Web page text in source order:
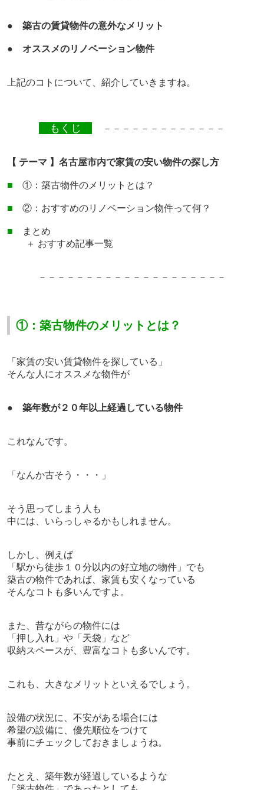
● 築古の賃貸物件の意外なメリット
● オススメのリノベーション物件
上記のコトについて、紹介していきますね。
もくじ －－－－－－－－－－－－－
【 テーマ 】名古屋市内で家賃の安い物件の探し方
■ ①：築古物件のメリットとは？
■ ②：おすすめのリノベーション物件って何？
■ まとめ
＋ おすすめ記事一覧
－－－－－－－－－－－－－ －－－－－－－
①：築古物件のメリットとは？
「家賃の安い賃貸物件を探している」
そんな人にオススメな物件が
● 築年数が２０年以上経過している物件
これなんです。
「なんか古そう・・・」
そう思ってしまう人も
中には、いらっしゃるかもしれません。
しかし、例えば
「駅から徒歩１０分以内の好立地の物件」でも
築古の物件であれば、家賃も安くなっている
そんなコトも多いんですよ。
また、昔ながらの物件には
「押し入れ」や「天袋」など
収納スペースが、豊富なコトも多いんです。
これも、大きなメリットといえるでしょう。
設備の状況に、不安がある場合には
希望の設備に、優先順位をつけて
事前にチェックしておきましょうね。
たとえ、築年数が経過しているような